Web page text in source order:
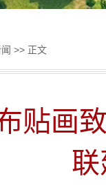
>> 正文
布贴